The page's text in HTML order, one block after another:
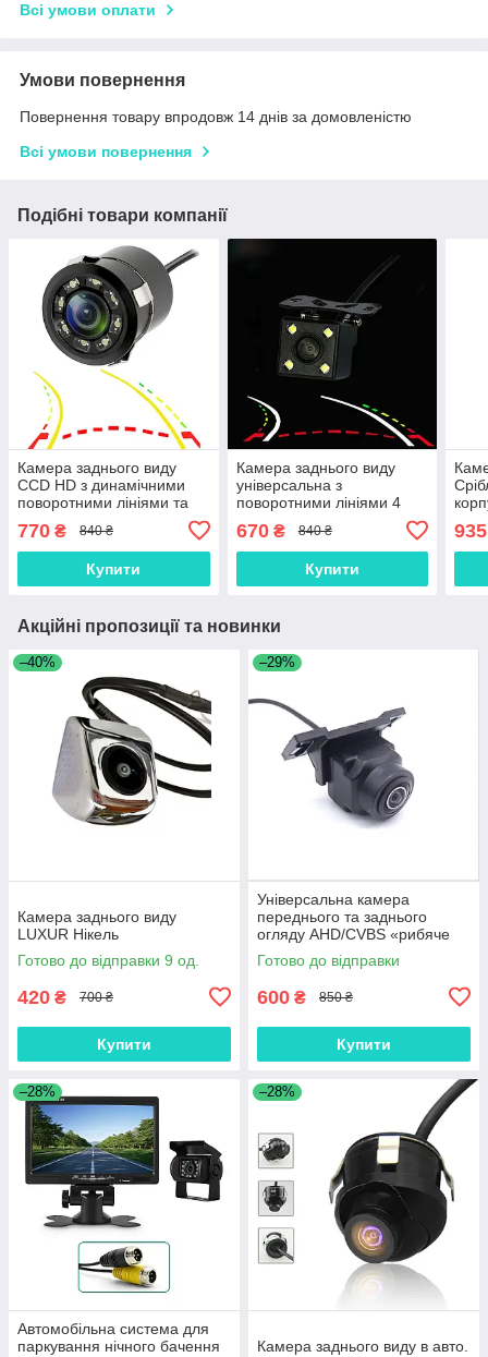
Всі умови оплати
Умови повернення
Повернення товару впродовж 14 днів за домовленістю
Всі умови повернення
Подібні товари компанії
Камера заднього виду
CCD HD з динамічними
поворотними лініями та
770 ₴ 840 ₴
Купити
Камера заднього виду
універсальна з
поворотними лініями 4
670₴ 840 ₴
Купити
935
Акційні пропозиції та новинки
–40%
Камера заднього виду
LUXUR Нікель
Готово до відправки 9 од.
420 ₴ 700 ₴
Купити
–29%
Універсальна камера
переднього та заднього
огляду AHD/CVBS «рибяче
око» 1920*1080
Готово до відправки
600 ₴ 850 ₴
Купити
–28%
Автомобільна система для
паркування нічного бачення
–28%
Камера заднього виду в авто.